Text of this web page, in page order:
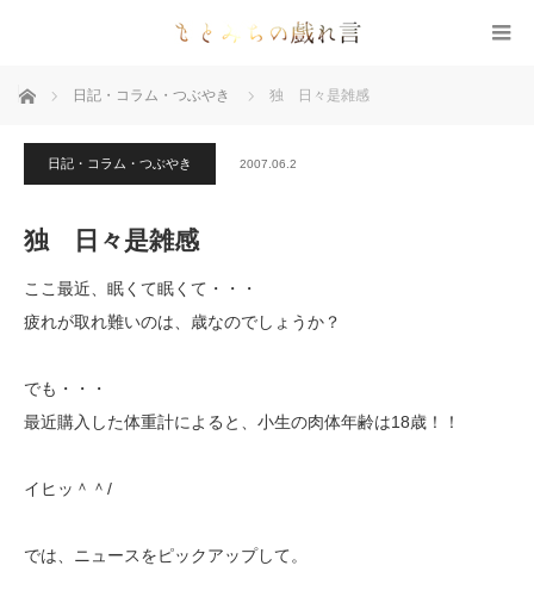
ホーム 日記・コラム・つぶやき 独 日々是雑感
日記・コラム・つぶやき 2007.06.2
独 日々是雑感
ここ最近、眠くて眠くて・・・
疲れが取れ難いのは、歳なのでしょうか？
でも・・・
最近購入した体重計によると、小生の肉体年齢は18歳！！
イヒッ＾＾/
では、ニュースをピックアップして。